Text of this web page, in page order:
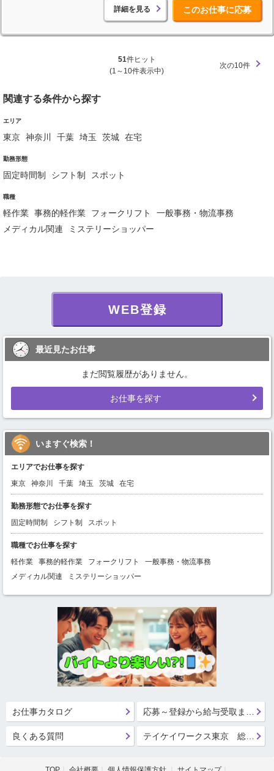
詳細を見る このお仕事に応募
51件ヒット
(1～10件表示中)
次の10件
関連する条件から探す
エリア
東京 神奈川 千葉 埼玉 茨城 在宅
勤務形態
固定時間制 シフト制 スポット
職種
軽作業 事務的軽作業 フォークリフト
一般事務・物流事務
メディカル関連
ミステリーショッパー
WEB登録
最近見たお仕事
まだ閲覧履歴がありません。
お仕事を探す
いますぐ検索！
エリアでお仕事を探す
東京
神奈川 千葉 埼玉 茨城 在宅
勤務形態でお仕事を探す
固定時間制
シフト制 スポット
職種でお仕事を探す
軽作業
事務的軽作業 フォークリフト
一般事務・物流事務
メディカル関連
ミステリーショッパー
お仕事カタログ
良くある質問 テイケイワークス東京 総合登録受付